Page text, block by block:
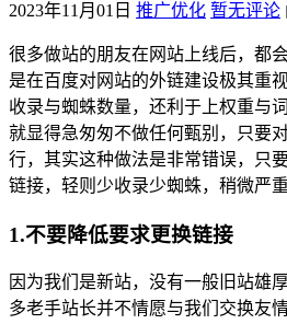
2023年11月01日 推广优化 暂无评论
很多做站的朋友在网站上线后，都
是在百度对网站的外链建设极其重
收录与蜘蛛数量，还利于上权重与
就显得急匆匆不做任何甄别，只要
行，其实这种做法是非常错误，只
链接，轻则少收录少蜘蛛，稍微严
1.不要降低要求更换链接
因为我们是新站，没有一般旧站雄
多老手站长并不情愿与我们交换友